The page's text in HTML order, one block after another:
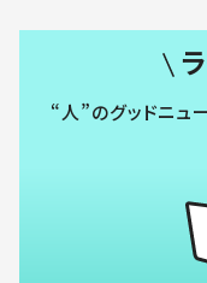
“人”のグッドニュ